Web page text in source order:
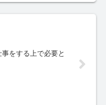
をする上で必要と